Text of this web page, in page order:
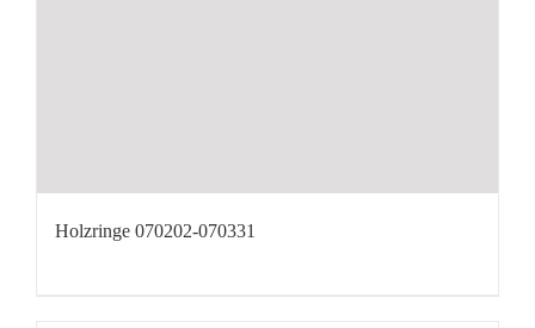
Holzringe 070202-070331